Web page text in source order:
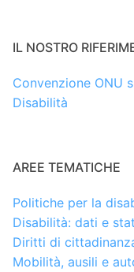
IL NOSTRO
Convenzione ONU
Disabilità
AREE TEMATICHE
Politiche per la
Disabilità: dati e
Diritti di
Mobilità, ausili e